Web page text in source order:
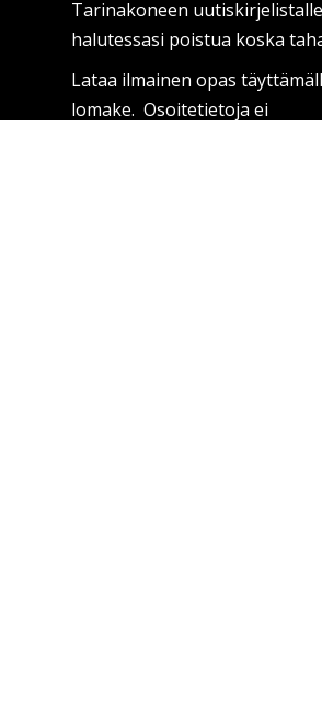
Tarinakoneen
halutessasi poistua koska
Lataa ilmainen opas
lomake. Osoitetietoja ei